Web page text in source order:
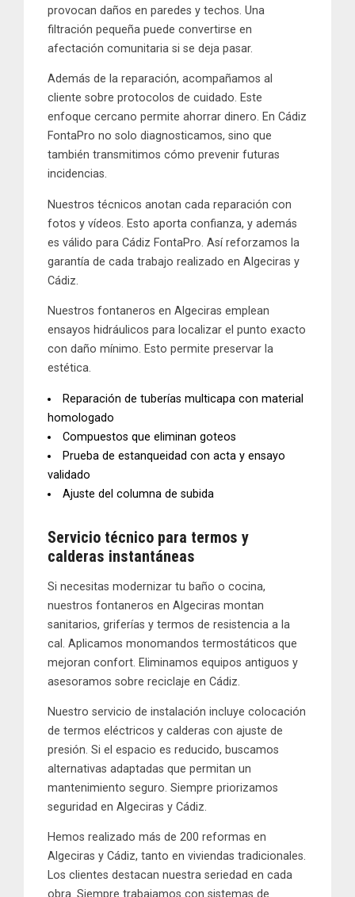
provocan daños en paredes y techos. Una
filtración pequeña puede convertirse en
afectación comunitaria si se deja pasar.
Además de la reparación, acompañamos al
cliente sobre protocolos de cuidado. Este
enfoque cercano permite ahorrar dinero. En Cádiz
FontaPro no solo diagnosticamos, sino que
también transmitimos cómo prevenir futuras
incidencias.
Nuestros técnicos anotan cada reparación con
fotos y vídeos. Esto aporta confianza, y además
es válido para Cádiz FontaPro. Así reforzamos la
garantía de cada trabajo realizado en Algeciras y
Cádiz.
Nuestros fontaneros en Algeciras emplean
ensayos hidráulicos para localizar el punto exacto
con daño mínimo. Esto permite preservar la
estética.
Reparación de tuberías multicapa con material
homologado
Compuestos que eliminan goteos
Prueba de estanqueidad con acta y ensayo
validado
Ajuste del columna de subida
Servicio técnico para termos y
calderas instantáneas
Si necesitas modernizar tu baño o cocina,
nuestros fontaneros en Algeciras montan
sanitarios, griferías y termos de resistencia a la
cal. Aplicamos monomandos termostáticos que
mejoran confort. Eliminamos equipos antiguos y
asesoramos sobre reciclaje en Cádiz.
Nuestro servicio de instalación incluye colocación
de termos eléctricos y calderas con ajuste de
presión. Si el espacio es reducido, buscamos
alternativas adaptadas que permitan un
mantenimiento seguro. Siempre priorizamos
seguridad en Algeciras y Cádiz.
Hemos realizado más de 200 reformas en
Algeciras y Cádiz, tanto en viviendas tradicionales.
Los clientes destacan nuestra seriedad en cada